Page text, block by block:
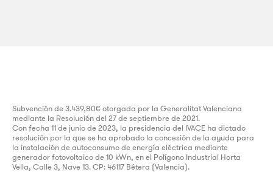
Subvención de 3.439,80€ otorgada por la Generalitat Valenciana
mediante la Resolución del 27 de septiembre de 2021.
Con fecha 11 de junio de 2023, la presidencia del IVACE ha dictado
resolución por la que se ha aprobado la concesión de la ayuda para
la instalación de autoconsumo de energía eléctrica mediante
generador fotovoltaico de 10 kWn, en el Polígono Industrial Horta
Vella, Calle 3, Nave 13. CP: 46117 Bétera (Valencia).